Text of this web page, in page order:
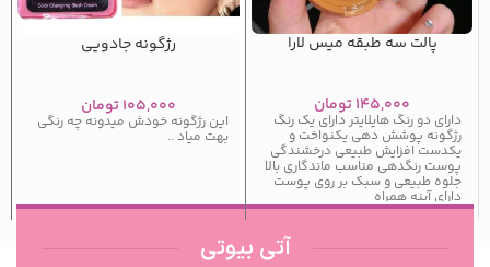
پالت سه طبقه میس لارا
۱۴۵,۰۰۰تومان
دارای دو رنگ هایلایتر دارای یک رنگ
رژگونه پوشش دهی یکنواخت و
یکدست افزایش طبیعی درخشندگی
پوست رنگدهی مناسب ماندگاری بالا
جلوه طبیعی و سبک بر روی پوست
دارای آینه همراه
رژگونه جادویی
۱۰۵,۰۰۰تومان
این رژگونه خودش میدونه چه رنگی
بهت میاد ..
آتی بیوتی